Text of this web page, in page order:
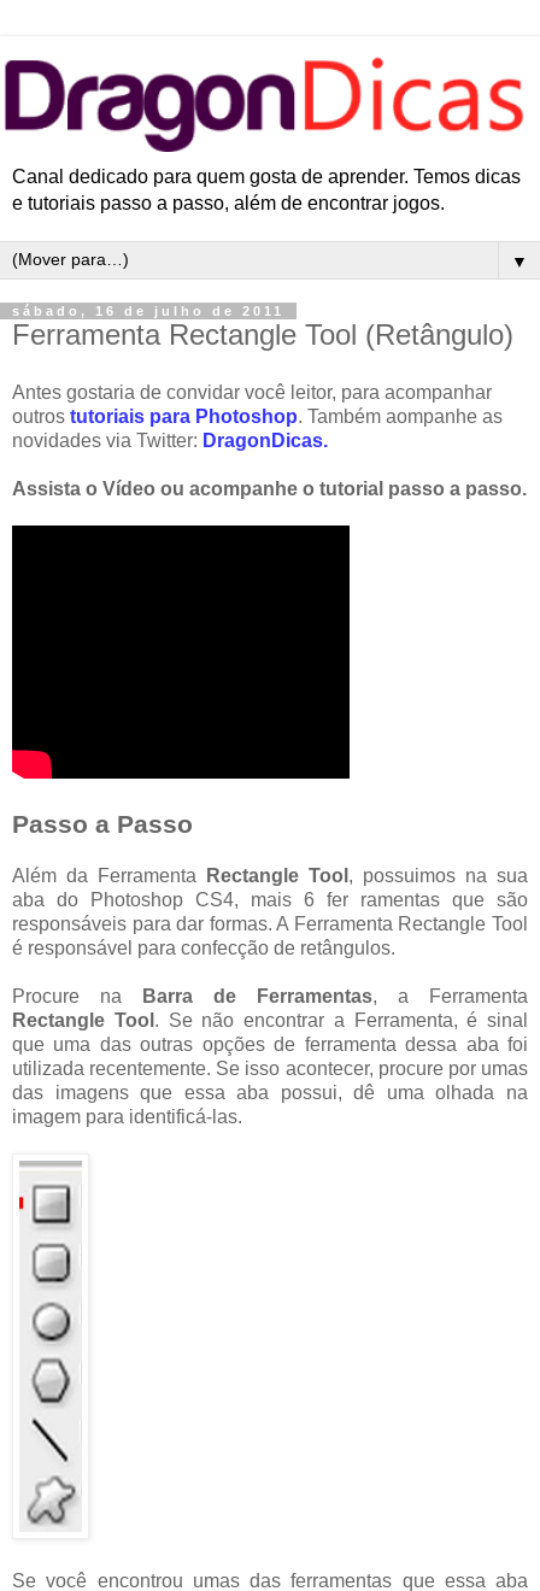
Canal dedicado para quem gosta de aprender. Temos dicas
e tutoriais passo a passo, além de encontrar jogos.
▼
sábado, 16 de julho de 2011
Ferramenta Rectangle Tool (Retângulo)
Antes gostaria de convidar você leitor, para acompanhar
outros tutoriais para Photoshop. Também aompanhe as
novidades via Twitter: DragonDicas.
Assista o Vídeo ou acompanhe o tutorial passo a passo.
Passo a Passo
Além da Ferramenta Rectangle Tool , possuimos na sua
aba do Photoshop CS4, mais 6 fer ramentas que são
responsáveis para dar formas. A Ferramenta Rectangle Tool
é responsável para confecção de retângulos.
Procure na Barra de Ferramentas, a Ferramenta
Rectangle Tool . Se não encontrar a Ferramenta, é sinal
que uma das outras opções de ferramenta dessa aba foi
utilizada recentemente. Se isso acontecer, procure por umas
das imagens que essa aba possui, dê uma olhada na
imagem para identificá-las.
Se você encontrou umas das ferramentas que essa aba